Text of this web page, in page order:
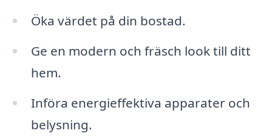
Öka värdet på din bostad.
Ge en modern och fräsch look till ditt
hem.
Införa energieffektiva apparater och
belysning.